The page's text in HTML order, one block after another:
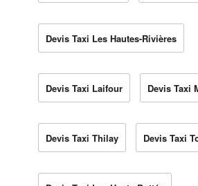
Devis Taxi Les Hautes-Rivières
Devis Taxi Laifour Devis Taxi
Devis Taxi Thilay Devis Taxi